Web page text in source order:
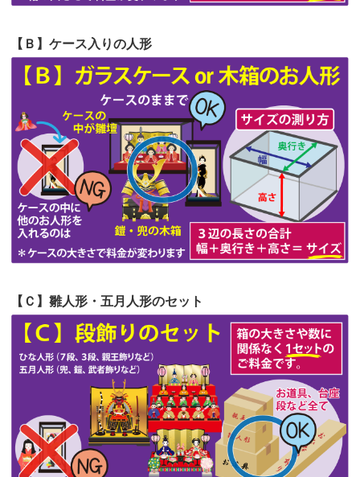
第56回人形供養祭 令和4年10月19日(水)
第55回人形供養祭令和4年9月8日(木)
第54回人形供養祭令和4年8月1日(月)
第53回人形供養祭令和4年7月1日(金)
第52回人形供養祭令和4年5月17日(火)
第51回人形供養祭令和4年4月18日(月)
第50回人形供養祭令和4年3月15日(火)
第49回人形供養祭令和4年1月17日(月)
第48回人形供養祭令和3年12月3日(金)
第47回人形供養祭 令和3年10月11日(月)
第46回人形供養祭 令和3年9月13日(月)
第45回人形供養祭令和3年7月12日(月)
第44回人形供養祭令和3年6月3日(木)
【Ｂ】ケース入りの人形
【Ｃ】雛人形・五月人形のセット